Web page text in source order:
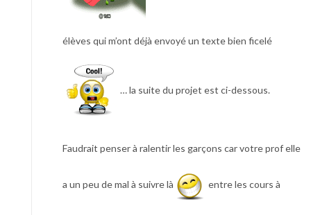
élèves qui m’ont déjà envoyé un texte bien ficelé
… la suite du projet est ci-dessous.
Faudrait penser à ralentir les garçons car votre prof elle
a un peu de mal à suivre là entre les cours à